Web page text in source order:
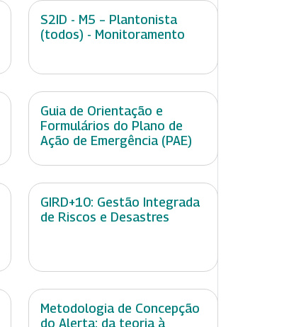
S2ID - M5 – Plantonista
(todos) - Monitoramento
Guia de Orientação e
Formulários do Plano de
Ação de Emergência (PAE)
GIRD+10: Gestão Integrada
de Riscos e Desastres
Metodologia de Concepção
do Alerta: da teoria à